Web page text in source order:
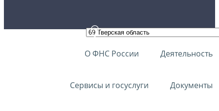
О ФНС России Деятельность
Сервисы и госуслуги Документы